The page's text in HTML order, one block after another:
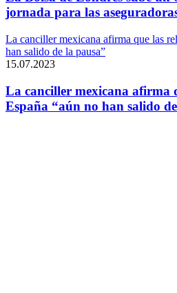
jornada para las
La canciller mexicana afirma que las
han salido de la pausa”
15.07.2023
La canciller mexicana afirma
España “aún no han salido